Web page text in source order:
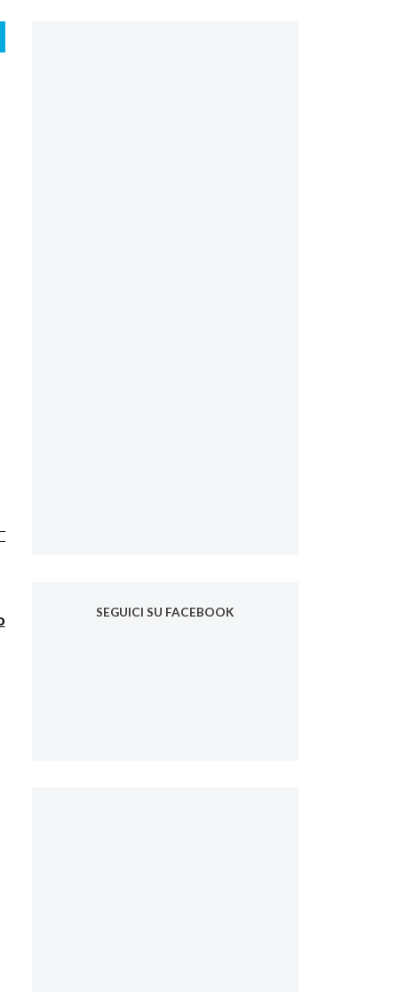
SEGUICI SU FACEBOOK